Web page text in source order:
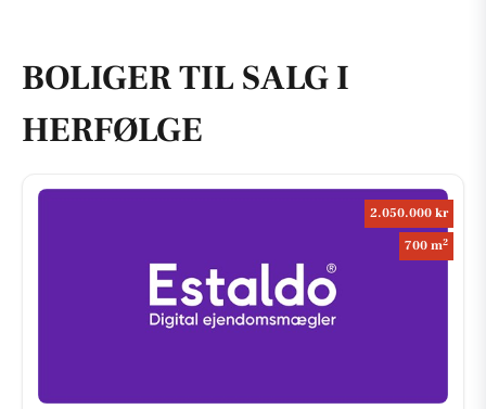
BOLIGER TIL SALG I
HERFØLGE
2.050.000 kr
700 m2